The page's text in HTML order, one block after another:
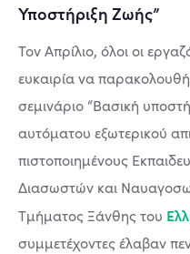
Υποστήριξη Ζωής”
Τον Απρίλιο, όλοι οι
ευκαιρία να
σεμινάριο “Βασική
αυτόματου εξωτερικού
πιστοποιημένους
Διασωστών και
Τμήματος Ξάνθης του
συμμετέχοντες έλαβαν